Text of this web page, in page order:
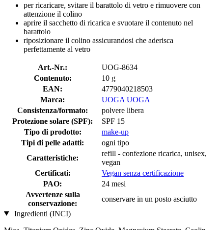
per ricaricare, svitare il barattolo di vetro e rimuovere con
attenzione il colino
aprire il sacchetto di ricarica e svuotare il contenuto nel
barattolo
riposizionare il colino assicurandosi che aderisca
perfettamente al vetro
Art.-Nr.:
UOG-8634
Contenuto:
10 g
EAN:
4779040218503
Marca:
UOGA UOGA
Consistenza/formato:
polvere libera
Protezione solare (SPF):
SPF 15
Tipo di prodotto:
make-up
Tipi di pelle adatti:
ogni tipo
Caratteristiche:
refill - confezione ricarica, unisex,
vegan
Certificati:
Vegan senza certificazione
PAO:
24 mesi
Avvertenze sulla
conservazione:
conservare in un posto asciutto
Ingredienti (INCI)